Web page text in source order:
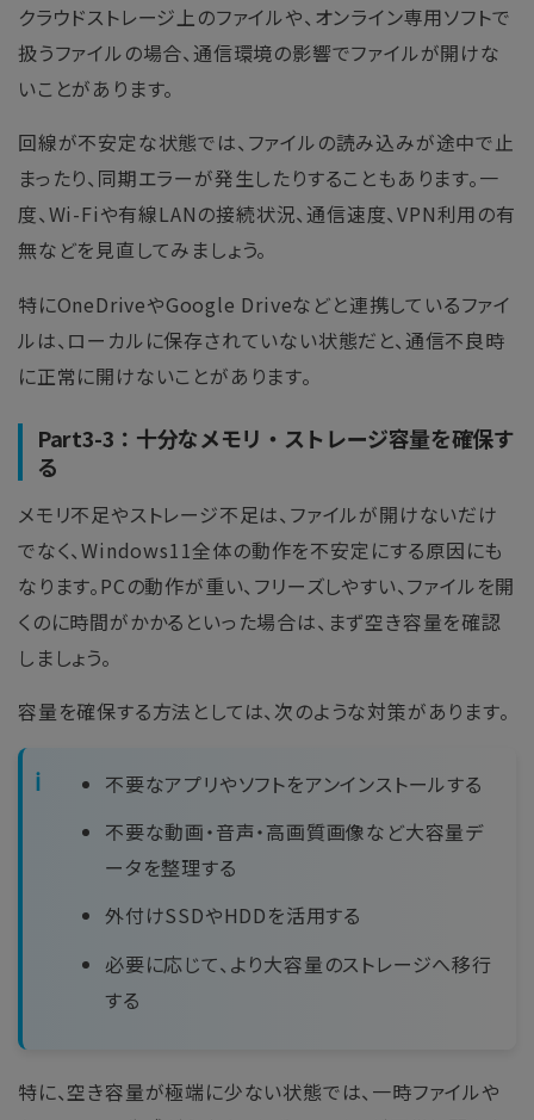
クラウドストレージ上のファイルや、オンライン専用ソフトで
扱うファイルの場合、通信環境の影響でファイルが開けな
いことがあります。
回線が不安定な状態では、ファイルの読み込みが途中で止
まったり、同期エラーが発生したりすることもあります。一
度、Wi-Fiや有線LANの接続状況、通信速度、VPN利用の有
無などを見直してみましょう。
特にOneDriveやGoogle Driveなどと連携しているファイ
ルは、ローカルに保存されていない状態だと、通信不良時
に正常に開けないことがあります。
Part3-3：十分なメモリ・ストレージ容量を確保す
る
メモリ不足やストレージ不足は、ファイルが開けないだけ
でなく、Windows11全体の動作を不安定にする原因にも
なります。PCの動作が重い、フリーズしやすい、ファイルを開
くのに時間がかかるといった場合は、まず空き容量を確認
しましょう。
容量を確保する方法としては、次のような対策があります。
不要なアプリやソフトをアンインストールする
不要な動画・音声・高画質画像など大容量デ
ータを整理する
外付けSSDやHDDを活用する
必要に応じて、より大容量のストレージへ移行
する
特に、空き容量が極端に少ない状態では、一時ファイルや